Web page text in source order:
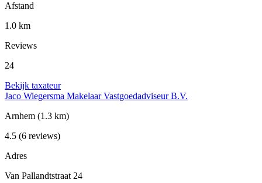
Afstand
1.0 km
Reviews
24
Bekijk taxateur
Jaco Wiegersma Makelaar Vastgoedadviseur B.V.
Arnhem (1.3 km)
4.5 (6 reviews)
Adres
Van Pallandtstraat 24